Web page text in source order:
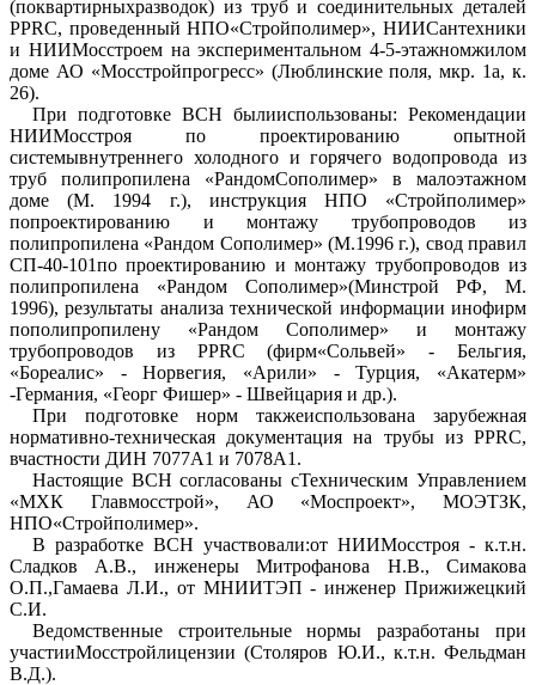
(поквартирныхразводок) из труб и соединительных деталей
PPRC, проведенный НПО«Стройполимер», НИИСантехники
и НИИМосстроем на экспериментальном 4-5-этажномжилом
доме АО «Мосстройпрогресс» (Люблинские поля, мкр. 1а, к.
26).
При подготовке ВСН былииспользованы: Рекомендации
НИИМосстроя по проектированию опытной
системывнутреннего холодного и горячего водопровода из
труб полипропилена «РандомСополимер» в малоэтажном
доме (М. 1994 г.), инструкция НПО «Стройполимер»
попроектированию и монтажу трубопроводов из
полипропилена «Рандом Сополимер» (М.1996 г.), свод правил
СП-40-101по проектированию и монтажу трубопроводов из
полипропилена «Рандом Сополимер»(Минстрой РФ, М.
1996), результаты анализа технической информации инофирм
пополипропилену «Рандом Сополимер» и монтажу
трубопроводов из PPRC (фирм«Сольвей» - Бельгия,
«Бореалис» - Норвегия, «Арили» - Турция, «Акатерм»
-Германия, «Георг Фишер» - Швейцария и др.).
При подготовке норм такжеиспользована зарубежная
нормативно-техническая документация на трубы из PPRC,
вчастности ДИН 7077А1 и 7078А1.
Настоящие ВСН согласованы сТехническим Управлением
«МХК Главмосстрой», АО «Моспроект», МОЭТЗК,
НПО«Стройполимер».
В разработке ВСН участвовали:от НИИМосстроя - к.т.н.
Сладков А.В., инженеры Митрофанова Н.В., Симакова
О.П.,Гамаева Л.И., от МНИИТЭП - инженер Прижижецкий
С.И.
Ведомственные строительные нормы разработаны при
участииМосстройлицензии (Столяров Ю.И., к.т.н. Фельдман
В.Д.).